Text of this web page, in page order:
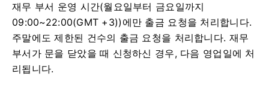
재무 부서 운영 시간(월요일부터 금요일까지
09:00~22:00(GMT +3))에만 출금 요청을 처리합니다.
주말에도 제한된 건수의 출금 요청을 처리합니다. 재무
부서가 문을 닫았을 때 신청하신 경우, 다음 영업일에 처
리됩니다.